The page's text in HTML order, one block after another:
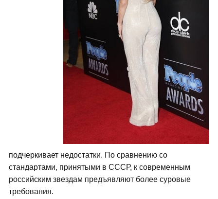
подчеркивает недостатки. По сравнению со
стандартами, принятыми в СССР, к современным
российским звездам предъявляют более суровые
требования.